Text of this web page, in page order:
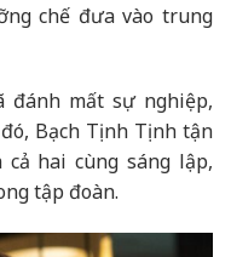
chế đưa vào trung
đánh mất sự nghiệp,
Bạch Tịnh Tịnh tận
hai cùng sáng lập,
tập đoàn.